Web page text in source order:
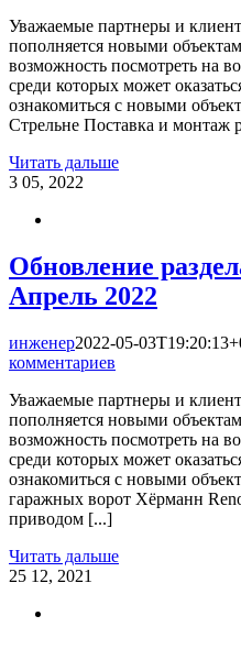
Уважаемые партнеры и
пополняется новыми
возможность посмотреть на
среди которых может
ознакомиться с новыми
Стрельне Поставка и монтаж
Читать дальше
3 05, 2022
Обновление
Апрель 2022
инженер2022-05-
комментариев
Уважаемые партнеры и
пополняется новыми
возможность посмотреть на
среди которых может
ознакомиться с новыми
гаражных ворот Хёрманн
приводом [...]
Читать дальше
25 12, 2021